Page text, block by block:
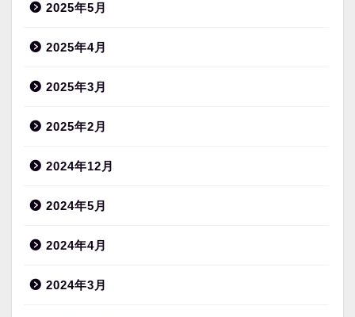
2025年5月
2025年4月
2025年3月
2025年2月
2024年12月
2024年5月
2024年4月
2024年3月